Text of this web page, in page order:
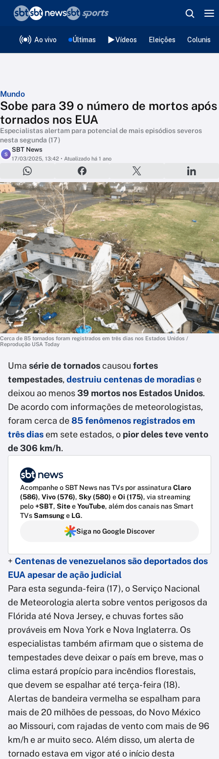
Ao vivo Últimas Vídeos Eleições
Mundo
Sobe para 39 o número de mortos após
tornados nos EUA
Especialistas alertam para potencial de mais episódios severos
nesta segunda (17)
S
SBT News
17/03/2025, 13:42 • Atualizado há 1 ano
Cerca de 85 tornados foram registrados em três dias nos Estados Unidos /
Reprodução USA Today
Uma série de tornadoscausou fortes
tempestades, destruiu centenas de moradias e
deixou ao menos39 mortos nos Estados Unidos.
De acordo com informações de meteorologistas,
foram cerca de85 fenômenos registrados em
três dias em sete estados, o pior deles teve vento
de 306 km/h.
Acompanhe o SBT News nas TVs por assinatura Claro
(586), Vivo (576), Sky (580) eOi (175), via streaming
pelo+SBT, SiteeYouTube, além dos canais nas Smart
TVsSamsunge LG.
Siga no Google Discover
+ Centenas de venezuelanos são deportados dos
EUA apesar de ação judicial
Para esta segunda-feira (17), o Serviço Nacional
de Meteorologia alerta sobre ventos perigosos da
Flórida até Nova Jersey, e chuvas fortes são
prováveis ​​em Nova York e Nova Inglaterra. Os
especialistas também afirmam que o sistema de
tempestades deve deixar o país em breve, mas o
clima estará propício para incêndios florestais,
que devem se espalhar até terça-feira (18).
Alertas de bandeira vermelha se espalham para
mais de 20 milhões de pessoas, do Novo México
ao Missouri, com rajadas de vento com mais de 96
km/h e ar muito seco. Além disso, um alerta de
tornado estava em vigor até o início desta
❮voltar
Editorias